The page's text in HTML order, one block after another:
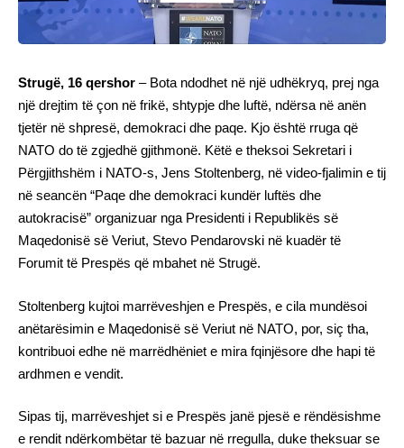
Strugë, 16 qershor – Bota ndodhet në një udhëkryq, prej nga
një drejtim të çon në frikë, shtypje dhe luftë, ndërsa në anën
tjetër në shpresë, demokraci dhe paqe. Kjo është rruga që
NATO do të zgjedhë gjithmonë. Këtë e theksoi Sekretari i
Përgjithshëm i NATO-s, Jens Stoltenberg, në video-fjalimin e tij
në seancën “Paqe dhe demokraci kundër luftës dhe
autokracisë” organizuar nga Presidenti i Republikës së
Maqedonisë së Veriut, Stevo Pendarovski në kuadër të
Forumit të Prespës që mbahet në Strugë.
Stoltenberg kujtoi marrëveshjen e Prespës, e cila mundësoi
anëtarësimin e Maqedonisë së Veriut në NATO, por, siç tha,
kontribuoi edhe në marrëdhëniet e mira fqinjësore dhe hapi të
ardhmen e vendit.
Sipas tij, marrëveshjet si e Prespës janë pjesë e rëndësishme
e rendit ndërkombëtar të bazuar në rregulla, duke theksuar se